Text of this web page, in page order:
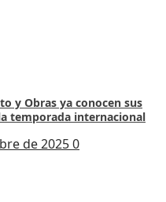
y Obras ya conocen sus
temporada internacional
de 20250